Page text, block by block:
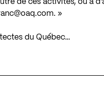
de ces activités, ou à
. »
du Québec…